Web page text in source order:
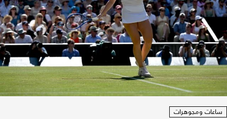
ساعات ومجوهرات